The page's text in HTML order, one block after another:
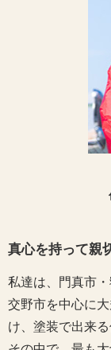
真心を持って親
私達は、門真市
交野市を中心に
け、塗装で出来